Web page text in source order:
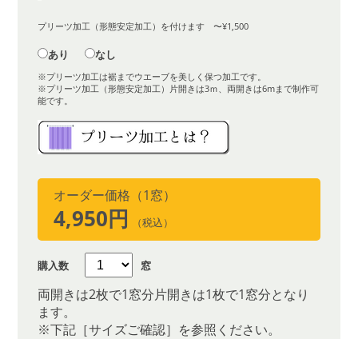
プリーツ加工（形態安定加工）を付けます 〜¥1,500
あり なし
※プリーツ加工は裾までウエーブを美しく保つ加工です。
※プリーツ加工（形態安定加工）片開きは3ｍ、両開きは6mまで制作可
能です。
オーダー価格（1窓）
4,950円 （税込）
購入数 窓
両開きは2枚で1窓分片開きは1枚で1窓分となり
ます。
※下記［サイズご確認］を参照ください。